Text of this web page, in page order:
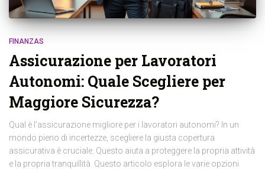
FINANZAS
Assicurazione per Lavoratori
Autonomi: Quale Scegliere per
Maggiore Sicurezza?
Qual è l’assicurazione migliore per i lavoratori autonomi? In un
mondo pieno di incertezze, scegliere la giusta copertura
assicurativa è cruciale. Questo aiuta a proteggere la propria attività
e la propria tranquillità. Questo articolo esplora le varie opzioni